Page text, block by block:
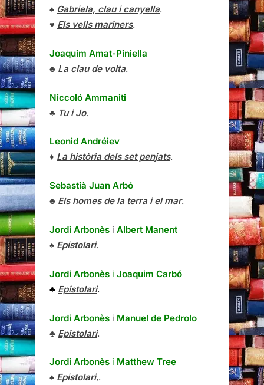
♠ Gabriela, clau i canyella.
♥ Els vells mariners.
Joaquim Amat-Piniella
♣ La clau de volta.
Niccoló Ammaniti
♣ Tu i Jo.
Leonid Andréiev
♦ La història dels set penjats.
Sebastià Juan Arbó
♣ Els homes de la terra i el mar.
Jordi Arbonès i Albert Manent
♠ Epistolari.
Jordi Arbonès i Joaquim Carbó
♣ Epistolari.
Jordi Arbonès i Manuel de Pedrolo
♣ Epistolari.
Jordi Arbonès i Matthew Tree
♠ Epistolari,.